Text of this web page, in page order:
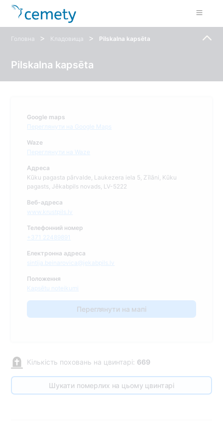
Головна > Кладовища > Pilskalna kapsēta
Pilskalna kapsēta
Google maps
Переглянути на Google Maps
Waze
Переглянути на Waze
Адреса
Kūku pagasta pārvalde, Laukezera iela 5, Zīlāni, Kūku
pagasts, Jēkabpils novads, LV-5222
Веб-адреса
www.krustpils.lv
Телефонний номер
+371 22489891
Електронна адреса
sintija.beinarovica@jekabpils.lv
Положення
Kapsētu noteikumi
Переглянути на мапі
Кількість поховань на цвинтарі: 669
Шукати померлих на цьому цвинтарі